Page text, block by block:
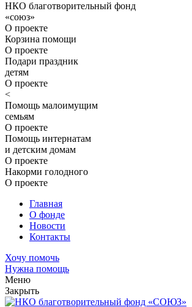
НКО благотворительный фонд
«союз»
О проекте
Корзина помощи
О проекте
Подари праздник
детям
О проекте
<
Помощь малоимущим
семьям
О проекте
Помощь интернатам
и детским домам
О проекте
Накорми голодного
О проекте
Главная
О фонде
Новости
Контакты
Хочу помочь
Нужна помощь
Меню
Закрыть